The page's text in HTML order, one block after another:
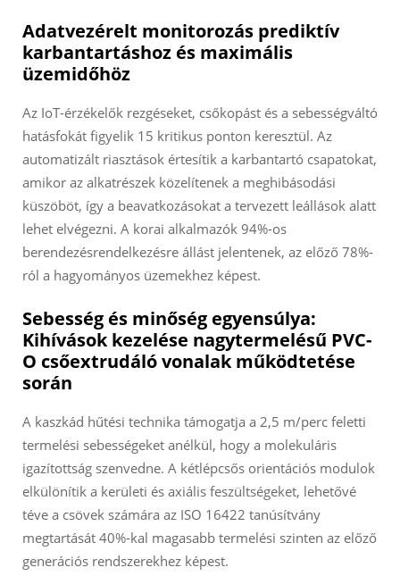
Adatvezérelt monitorozás prediktív
karbantartáshoz és maximális
üzemidőhöz
Az IoT-érzékelők rezgéseket, csőkopást és a sebességváltó
hatásfokát figyelik 15 kritikus ponton keresztül. Az
automatizált riasztások értesítik a karbantartó csapatokat,
amikor az alkatrészek közelítenek a meghibásodási
küszöböt, így a beavatkozásokat a tervezett leállások alatt
lehet elvégezni. A korai alkalmazók 94%-os
berendezésrendelkezésre állást jelentenek, az előző 78%-
ról a hagyományos üzemekhez képest.
Sebesség és minőség egyensúlya:
Kihívások kezelése nagytermelésű PVC-
O csőextrudáló vonalak működtetése
során
A kaszkád hűtési technika támogatja a 2,5 m/perc feletti
termelési sebességeket anélkül, hogy a molekuláris
igazítottság szenvedne. A kétlépcsős orientációs modulok
elkülönítik a kerületi és axiális feszültségeket, lehetővé
téve a csövek számára az ISO 16422 tanúsítvány
megtartását 40%-kal magasabb termelési szinten az előző
generációs rendszerekhez képest.